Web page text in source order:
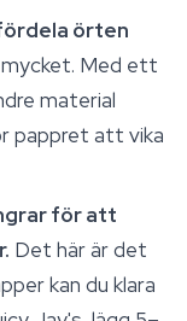
örten
Med ett
material
pappret att vika
för att
Det här är det
kan du klara